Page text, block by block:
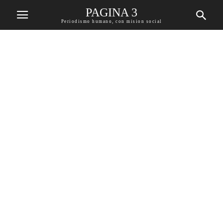
PAGINA 3
Periodismo humano, con mision social